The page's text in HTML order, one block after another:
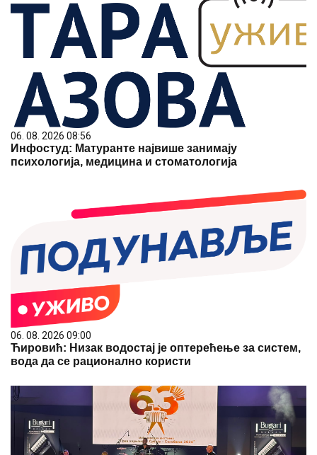
06. 08. 2026 08:56
Инфостуд: Матуранте највише занимају
психологија, медицина и стоматологија
06. 08. 2026 09:00
Ћировић: Низак водостај је оптерећење за систем,
вода да се рационално користи